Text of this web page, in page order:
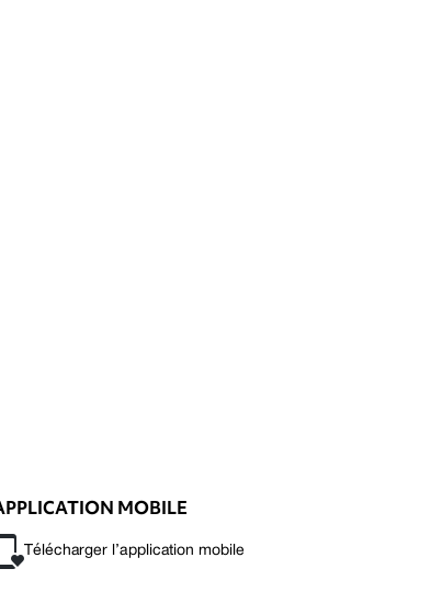
MOBILE
Télécharger l’application mobile